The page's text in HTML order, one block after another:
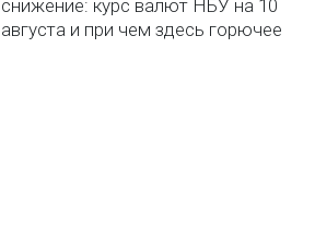
снижение: курс валют НБУ на 10
августа и при чем здесь горючее